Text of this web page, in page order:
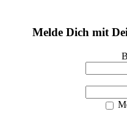
Melde Dich mit